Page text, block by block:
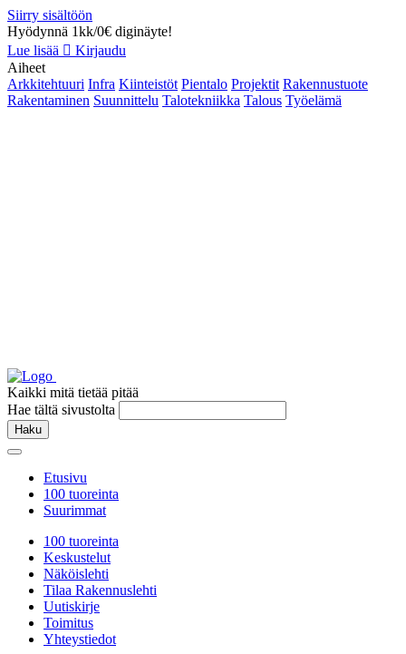
Siirry sisältöön
Hyödynnä 1kk/0€ diginäyte!
Lue lisää
Kirjaudu
Aiheet
Arkkitehtuuri Infra Kiinteistöt Pientalo Projektit Rakennustuote
Rakentaminen Suunnittelu Talotekniikka Talous Työelämä
Kaikki mitä tietää pitää
Hae tältä sivustolta
Haku
Etusivu
100 tuoreinta
Suurimmat
100 tuoreinta
Keskustelut
Näköislehti
Tilaa Rakennuslehti
Uutiskirje
Toimitus
Yhteystiedot